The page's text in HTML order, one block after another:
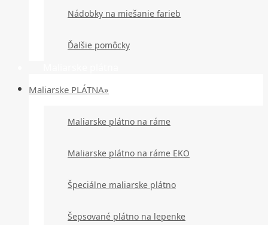
Nádobky na miešanie farieb
Ďalšie pomôcky
Maliarske PLÁTNA»
Maliarske plátno na ráme
Maliarske plátno na ráme EKO
Špeciálne maliarske plátno
Šepsované plátno na lepenke